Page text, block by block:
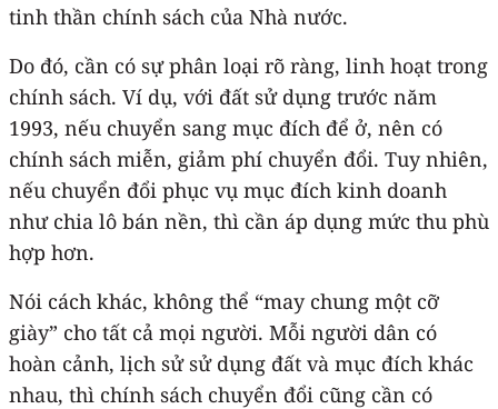
tinh thần chính sách của Nhà nước.
Do đó, cần có sự phân loại rõ ràng, linh hoạt trong
chính sách. Ví dụ, với đất sử dụng trước năm
1993, nếu chuyển sang mục đích để ở, nên có
chính sách miễn, giảm phí chuyển đổi. Tuy nhiên,
nếu chuyển đổi phục vụ mục đích kinh doanh
như chia lô bán nền, thì cần áp dụng mức thu phù
hợp hơn.
Nói cách khác, không thể “may chung một cỡ
giày” cho tất cả mọi người. Mỗi người dân có
hoàn cảnh, lịch sử sử dụng đất và mục đích khác
nhau, thì chính sách chuyển đổi cũng cần có